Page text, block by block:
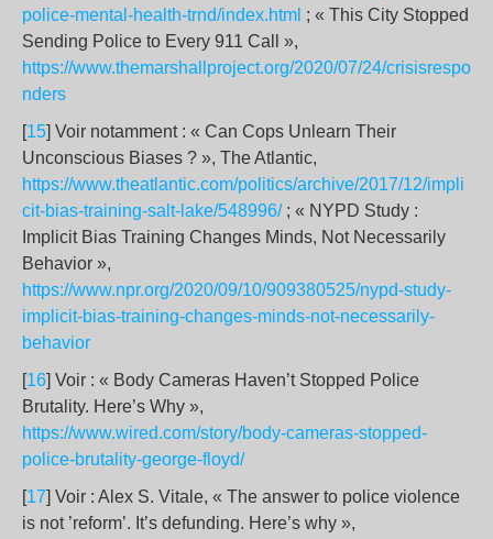
police-mental-health-trnd/index.html ; « This City Stopped
Sending Police to Every 911 Call »,
https://www.themarshallproject.org/2020/07/24/crisisrespo
nders
[15] Voir notamment : « Can Cops Unlearn Their
Unconscious Biases ? », The Atlantic,
https://www.theatlantic.com/politics/archive/2017/12/impli
cit-bias-training-salt-lake/548996/; « NYPD Study :
Implicit Bias Training Changes Minds, Not Necessarily
Behavior »,
https://www.npr.org/2020/09/10/909380525/nypd-study-
implicit-bias-training-changes-minds-not-necessarily-
behavior
[16] Voir : « Body Cameras Haven’t Stopped Police
Brutality. Here’s Why »,
https://www.wired.com/story/body-cameras-stopped-
police-brutality-george-floyd/
[17] Voir : Alex S. Vitale, « The answer to police violence
is not ’reform’. It’s defunding. Here’s why »,